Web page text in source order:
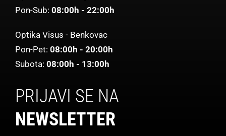
Pon-Sub: 08:00h - 22:00h
Optika Visus - Benkovac
Pon-Pet: 08:00h - 20:00h
Subota: 08:00h - 13:00h
PRIJAVI SE NA
NEWSLETTER